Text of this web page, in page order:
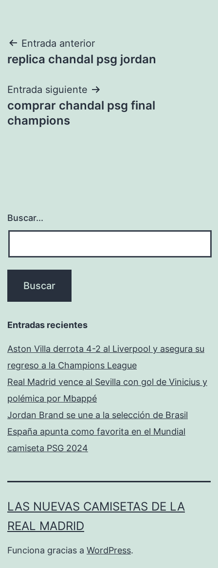
Navegación
de
entradas
Entrada anterior
replica chandal psg jordan
Entrada siguiente
comprar chandal psg final
champions
Buscar...
Entradas recientes
Aston Villa derrota 4-2 al Liverpool y asegura su
regreso a la Champions League
Real Madrid vence al Sevilla con gol de Vinicius y
polémica por Mbappé
Jordan Brand se une a la selección de Brasil
España apunta como favorita en el Mundial
camiseta PSG 2024
LAS NUEVAS CAMISETAS DE LA
REAL MADRID
Funciona gracias a WordPress.